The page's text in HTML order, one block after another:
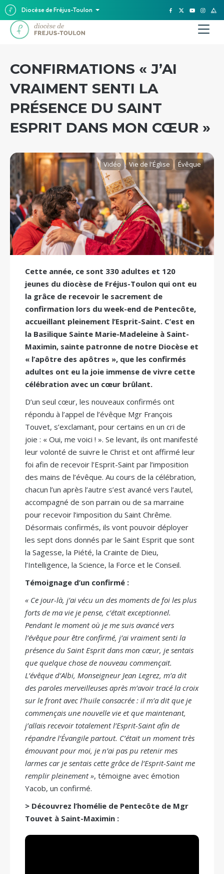
Diocèse de Fréjus-Toulon
CONFIRMATIONS « J’AI
VRAIMENT SENTI LA
PRÉSENCE DU SAINT
ESPRIT DANS MON CŒUR »
Vidéo Vie de l'Église Évêque
Cette année, ce sont 330 adultes et 120
jeunes du diocèse de Fréjus-Toulon qui ont eu
la grâce de recevoir le sacrement de
confirmation lors du week-end de Pentecôte,
accueillant pleinement l’Esprit-Saint. C’est en
la Basilique Sainte Marie-Madeleine à Saint-
Maximin, sainte patronne de notre Diocèse et
« l’apôtre des apôtres », que les confirmés
adultes ont eu la joie immense de vivre cette
célébration avec un cœur brûlant.
D’un seul cœur, les nouveaux confirmés ont
répondu à l’appel de l’évêque Mgr François
Touvet, s’exclamant, pour certains en un cri de
joie : « Oui, me voici ! ». Se levant, ils ont manifesté
leur volonté de suivre le Christ et ont affirmé leur
foi afin de recevoir l’Esprit-Saint par l’imposition
des mains de l’évêque. Au cours de la célébration,
chacun l’un après l’autre s’est avancé vers l’autel,
accompagné de son parrain ou de sa marraine
pour recevoir l’imposition du Saint Chrême.
Désormais confirmés, ils vont pouvoir déployer
les sept dons donnés par le Saint Esprit que sont
la Sagesse, la Piété, la Crainte de Dieu,
l’Intelligence, la Science, la Force et le Conseil.
Témoignage d’un confirmé :
« Ce jour-là, j’ai vécu un des moments de foi les plus
forts de ma vie je pense, c’était exceptionnel.
Pendant le moment où je me suis avancé vers
l’évêque pour être confirmé, j’ai vraiment senti la
présence du Saint Esprit dans mon cœur, je sentais
que quelque chose de nouveau commençait.
L’évêque d’Albi, Monseigneur Jean Legrez, m’a dit
des paroles merveilleuses après m’avoir tracé la croix
sur le front avec l’huile consacrée : il m’a dit que je
commençais une nouvelle vie et que maintenant,
j’allais recevoir totalement l’Esprit-Saint afin de
répandre l’Évangile partout. C’était un moment très
émouvant pour moi, je n’ai pas pu retenir mes
larmes car je sentais cette grâce de l’Esprit-Saint me
remplir pleinement », témoigne avec émotion
Yacob, un confirmé.
> Découvrez l’homélie de Pentecôte de Mgr
Touvet à Saint-Maximin :